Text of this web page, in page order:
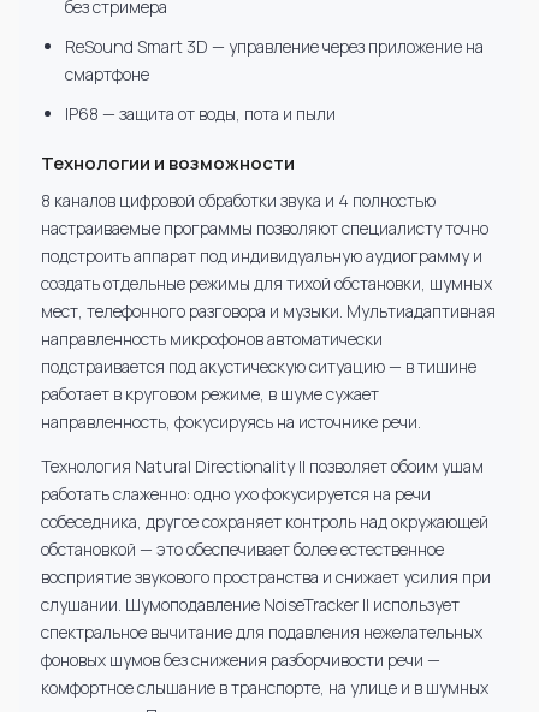
без стримера
ReSound Smart 3D — управление через приложение на
смартфоне
IP68 — защита от воды, пота и пыли
Технологии и возможности
8 каналов цифровой обработки звука и 4 полностью
настраиваемые программы позволяют специалисту точно
подстроить аппарат под индивидуальную аудиограмму и
создать отдельные режимы для тихой обстановки, шумных
мест, телефонного разговора и музыки. Мультиадаптивная
направленность микрофонов автоматически
подстраивается под акустическую ситуацию — в тишине
работает в круговом режиме, в шуме сужает
направленность, фокусируясь на источнике речи.
Технология Natural Directionality II позволяет обоим ушам
работать слаженно: одно ухо фокусируется на речи
собеседника, другое сохраняет контроль над окружающей
обстановкой — это обеспечивает более естественное
восприятие звукового пространства и снижает усилия при
слушании. Шумоподавление NoiseTracker II использует
спектральное вычитание для подавления нежелательных
фоновых шумов без снижения разборчивости речи —
комфортное слышание в транспорте, на улице и в шумных